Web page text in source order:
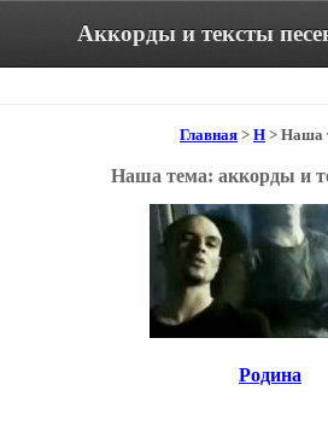
Главная > Н > Наша
Наша тема: аккорды и
Родина